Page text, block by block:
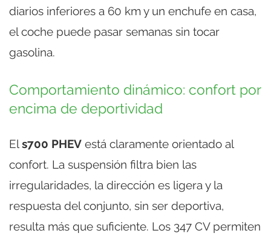
diarios inferiores a 60 km y un enchufe en casa,
el coche puede pasar semanas sin tocar
gasolina.
Comportamiento dinámico: confort por
encima de deportividad
Els700 PHEV está claramente orientado al
confort. La suspensión filtra bien las
irregularidades, la dirección es ligera y la
respuesta del conjunto, sin ser deportiva,
resulta más que suficiente. Los 347 CV permiten